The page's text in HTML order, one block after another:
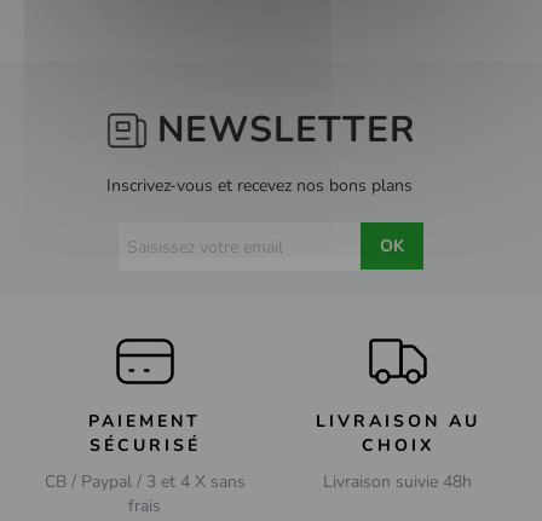
NEWSLETTER
Inscrivez-vous et recevez nos bons plans
OK
PAIEMENT
SÉCURISÉ
CB / Paypal / 3 et 4 X sans
frais
LIVRAISON AU
CHOIX
Livraison suivie 48h